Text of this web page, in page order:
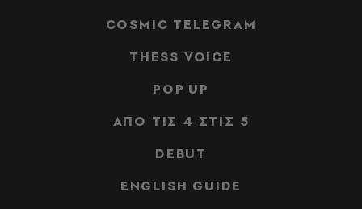
COSMIC TELEGRAM
THESS VOICE
POP UP
ΑΠΟ ΤΙΣ 4 ΣΤΙΣ 5
DEBUT
ENGLISH GUIDE